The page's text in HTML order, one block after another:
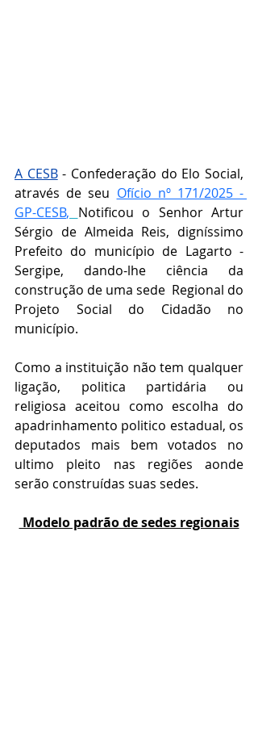
A CESB - Confederação do Elo Social,
através de seu Ofício nº 171/2025 -
GP-CESB, Notificou o Senhor Artur
Sérgio de Almeida Reis, digníssimo
Prefeito do município de Lagarto -
Sergipe, dando-lhe ciência da
construção de uma sede  Regional do
Projeto Social do Cidadão no
município.
Como a instituição não tem qualquer
ligação, politica partidária ou
religiosa aceitou como escolha do
apadrinhamento politico estadual, os
deputados mais bem votados no
ultimo pleito nas regiões aonde
serão construídas suas sedes.
Modelo padrão de sedes regionais